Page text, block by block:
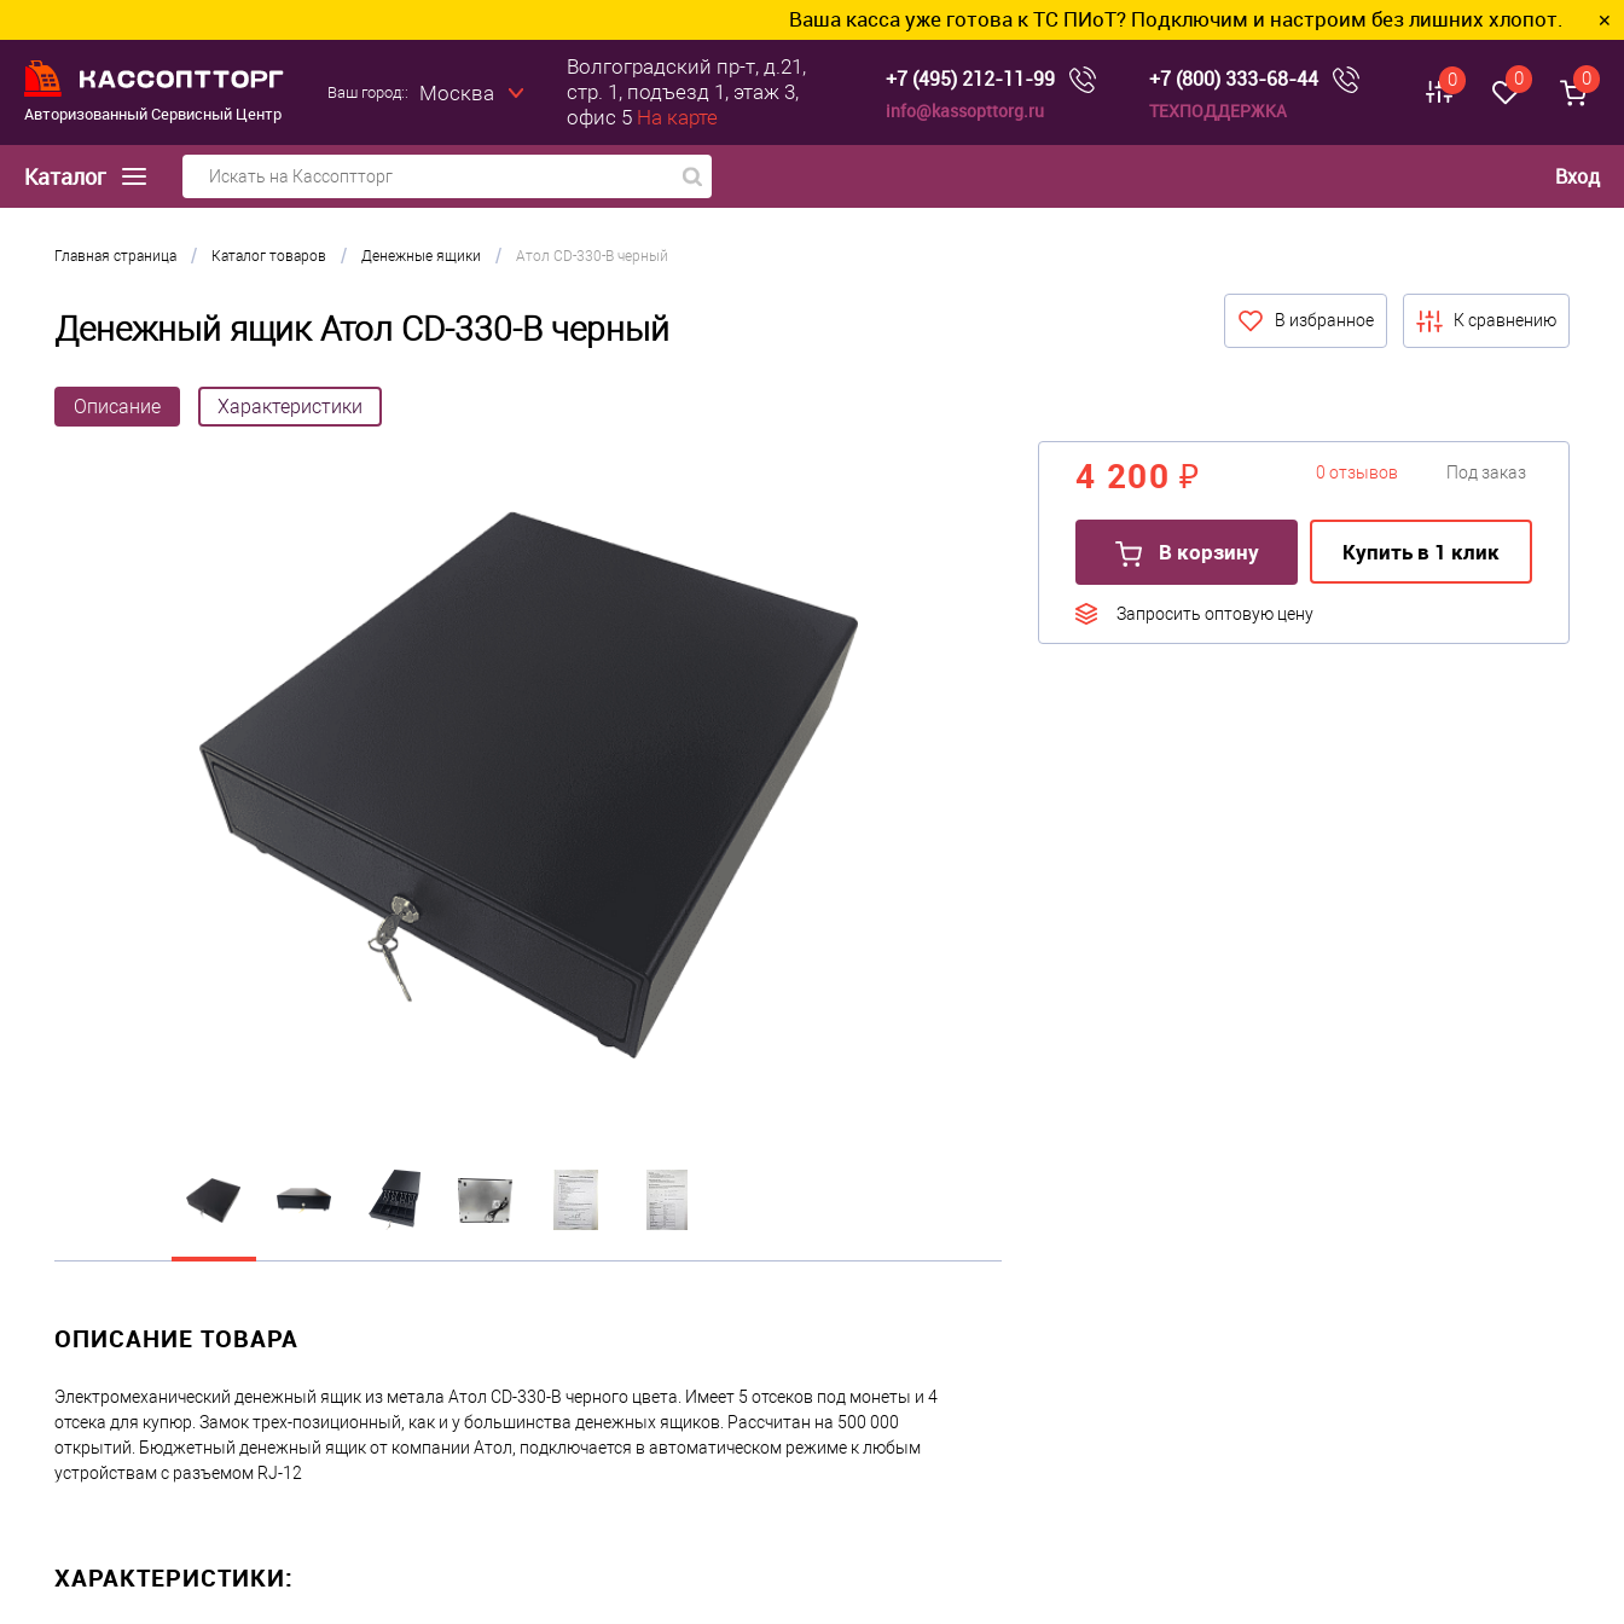
Ваша касса уже готова к ТС ПИоТ? Подключим и настроим без лишних хлопот. ✕
Авторизованный Сервисный Центр
Ваш город:: Москва
Волгоградский пр-т, д.21,
стр. 1, подъезд 1, этаж 3,
офис 5 На карте
+7 (495) 212-11-99
info@kassopttorg.ru
+7 (800) 333-68-44
ТЕХПОДДЕРЖКА
0 0 0
Каталог Вход
Главная страница / Каталог товаров / Денежные ящики / Атол CD-330-B черный
Денежный ящик Атол CD-330-B черный В избранное К сравнению
Описание Характеристики
4 200 ₽ 0 отзывов Под заказ
В корзину Купить в 1 клик
Запросить оптовую цену
ОПИСАНИЕ ТОВАРА
Электромеханический денежный ящик из метала Атол CD-330-B черного цвета. Имеет 5 отсеков под монеты и 4
отсека для купюр. Замок трех-позиционный, как и у большинства денежных ящиков. Рассчитан на 500 000
открытий. Бюджетный денежный ящик от компании Атол, подключается в автоматическом режиме к любым
устройствам с разъемом RJ-12
ХАРАКТЕРИСТИКИ: